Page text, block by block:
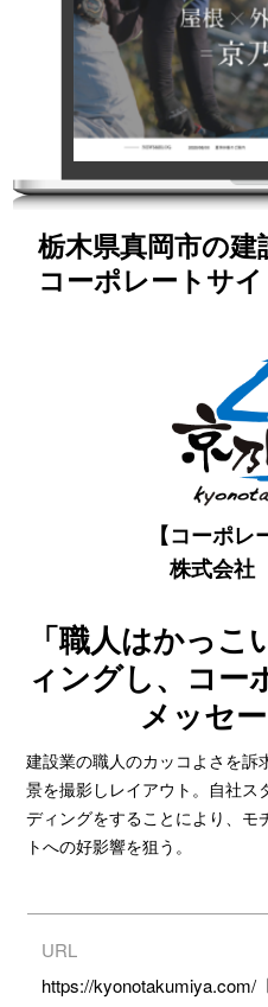
栃木県真岡市の
コーポレートサ
【コーポレ
株式会
「職人はかっ
ィングし、コー
メッセ
建設業の職人のカッコよさを
景を撮影しレイアウト。自社ス
ディングをすることにより、モ
トへの好影響を狙う。
URL
https://kyonotakumiya.com/